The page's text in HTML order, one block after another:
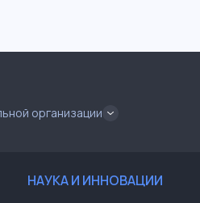
организации
НАУКА И ИННОВАЦИИ